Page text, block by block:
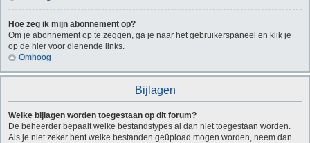
Hoe zeg ik mijn abonnement op?
Om je abonnement op te zeggen, ga je naar het gebruikerspaneel en klik je
op de hier voor dienende links.
Omhoog
Bijlagen
Welke bijlagen worden toegestaan op dit forum?
De beheerder bepaalt welke bestandstypes al dan niet toegestaan worden.
Als je niet zeker bent welke bestanden geüpload mogen worden, neem dan